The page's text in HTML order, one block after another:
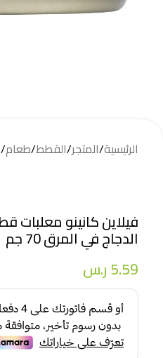
الرئيسية/المتجر/القطط/طعام/
فيلاين كانينو
الدجاج في المرق 70 جم
5.59ر.س